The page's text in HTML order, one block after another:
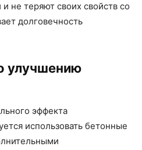
не теряют своих свойств со
долговечность
улучшению
эффекта
использовать бетонные